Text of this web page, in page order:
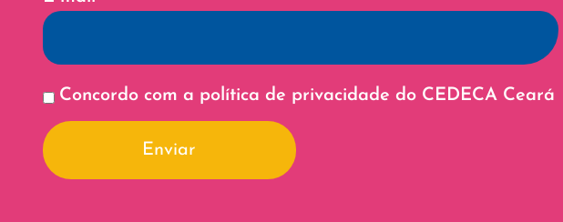
Concordo com a política de privacidade do CEDECA Ceará
Enviar